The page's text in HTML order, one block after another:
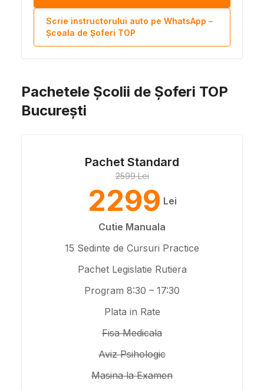
Scrie instructorului auto pe WhatsApp –
Școala de Șoferi TOP
Pachetele Școlii de Șoferi TOP
București
Pachet Standard
2599 Lei
2299 Lei
Cutie Manuala
15 Sedinte de Cursuri Practice
Pachet Legislatie Rutiera
Program 8:30 – 17:30
Plata in Rate
Fisa Medicala
Aviz Psihologic
Masina la Examen